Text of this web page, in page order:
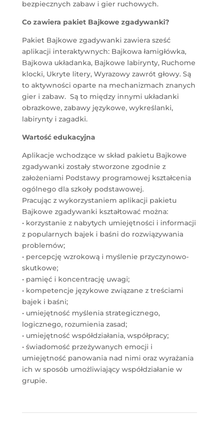
bezpiecznych zabaw i gier ruchowych.
Co zawiera pakiet Bajkowe zgadywanki?
Pakiet Bajkowe zgadywanki zawiera sześć
aplikacji interaktywnych: Bajkowa łamigłówka,
Bajkowa układanka, Bajkowe labirynty, Ruchome
klocki, Ukryte litery, Wyrazowy zawrót głowy. Są
to aktywności oparte na mechanizmach znanych
gier i zabaw. Są to między innymi układanki
obrazkowe, zabawy językowe, wykreślanki,
labirynty i zagadki.
Wartość edukacyjna
Aplikacje wchodzące w skład pakietu Bajkowe
zgadywanki zostały stworzone zgodnie z
założeniami Podstawy programowej kształcenia
ogólnego dla szkoły podstawowej.
Pracując z wykorzystaniem aplikacji pakietu
Bajkowe zgadywanki kształtować można:
• korzystanie z nabytych umiejętności i informacji
z popularnych bajek i baśni do rozwiązywania
problemów;
• percepcję wzrokową i myślenie przyczynowo-
skutkowe;
• pamięć i koncentrację uwagi;
• kompetencje językowe związane z treściami
bajek i baśni;
• umiejętność myślenia strategicznego,
logicznego, rozumienia zasad;
• umiejętność współdziałania, współpracy;
• świadomość przeżywanych emocji i
umiejętność panowania nad nimi oraz wyrażania
ich w sposób umożliwiający współdziałanie w
grupie.